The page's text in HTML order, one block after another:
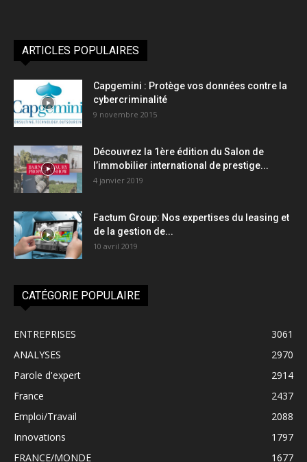
ARTICLES POPULAIRES
Capgemini : Protège vos données contre la
cybercriminalité
9 novembre 2015
Découvrez la 1ère édition du Salon de
l’immobilier international de prestige...
4 janvier 2019
Factum Group: Nos expertises du leasing et
de la gestion de...
10 avril 2019
CATÉGORIE POPULAIRE
ENTREPRISES
3061
ANALYSES
2970
Parole d'expert
2914
France
2437
Emploi/Travail
2088
Innovations
1797
FRANCE/MONDE
1677